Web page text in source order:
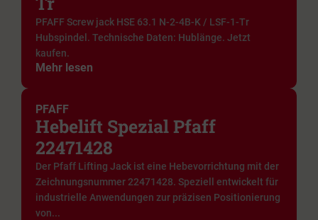
PFAFF Screw jack HSE 63.1 N-2-4B-K / LSF-1-Tr
Hubspindel. Technische Daten: Hublänge. Jetzt
kaufen.
Mehr lesen
PFAFF
Hebelift Spezial Pfaff
22471428
Der Pfaff Lifting Jack ist eine Hebevorrichtung mit der
Zeichnungsnummer 22471428. Speziell entwickelt für
industrielle Anwendungen zur präzisen Positionierung
von...